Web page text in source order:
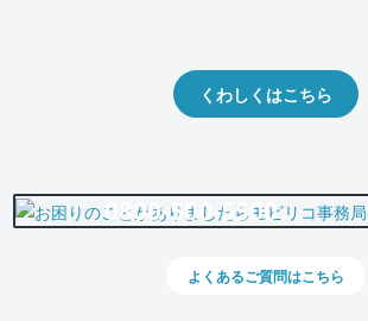
くわしくはこちら
0800-500-5500
よくあるご質問はこちら